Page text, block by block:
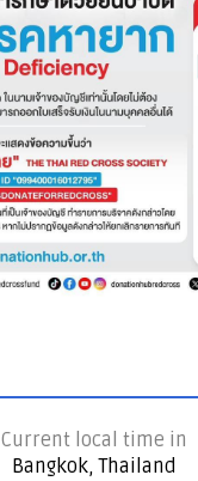
Current local time in
Bangkok, Thailand